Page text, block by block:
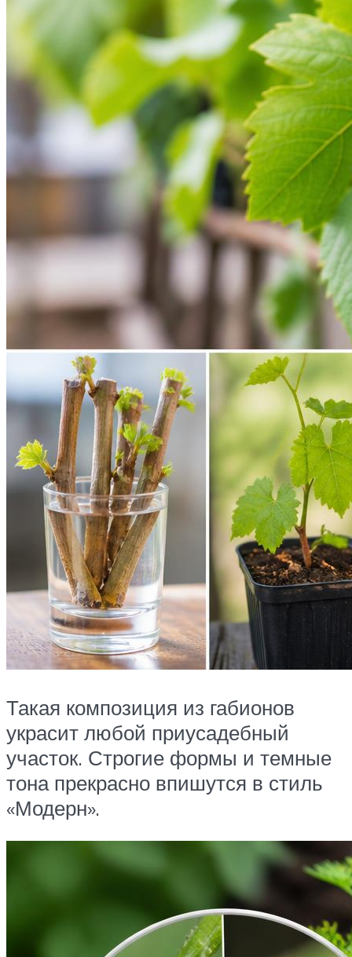
Такая композиция из габионов
украсит любой приусадебный
участок. Строгие формы и темные
тона прекрасно впишутся в стиль
«Модерн».